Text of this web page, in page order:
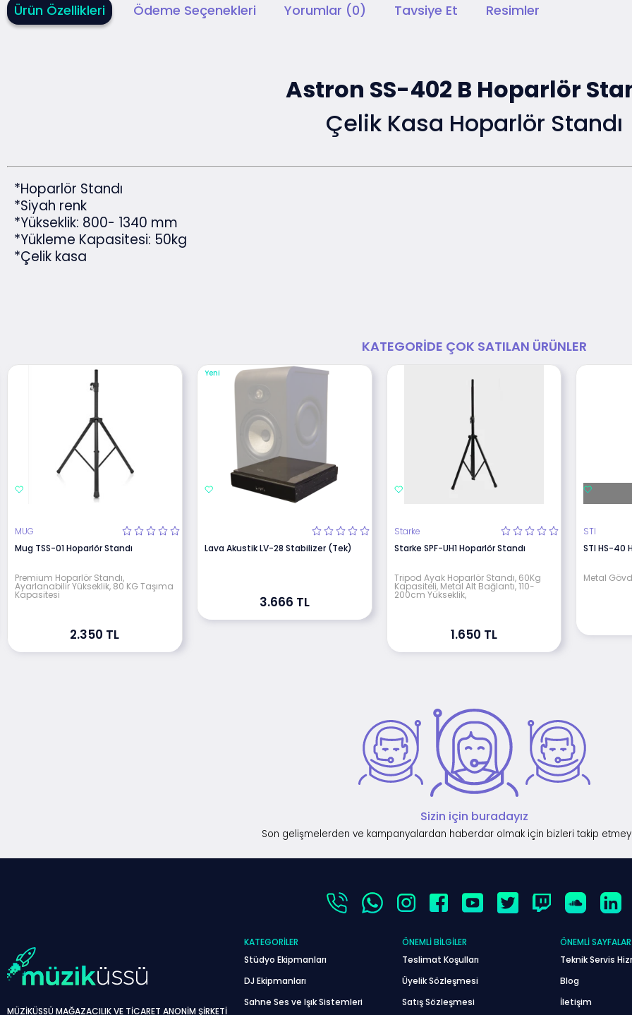
Ürün Özellikleri Ödeme Seçenekleri Yorumlar (0) Tavsiye Et Resimler
Astron SS-402 B Hoparlör
Çelik Kasa Hoparlör Standı
*Hoparlör Standı
*Siyah renk
*Yükseklik: 800- 1340 mm
*Yükleme Kapasitesi: 50kg
*Çelik kasa
KATEGORIDE ÇOK SATILAN ÜRÜNLER
MUG
Mug TSS-01 Hoparlör Standı
Premium Hoparlör Standı,
Ayarlanabilir Yükseklik, 80 KG Taşıma
Kapasitesi
2.350 TL
Yeni
Lava Akustik LV-28 Stabilizer (Tek)
3.666 TL
Starke
Starke SPF-UH1 Hoparlör Standı
Tripod Ayak Hoparlör Standı, 60Kg
Kapasiteli, Metal Alt Bağlantı, 110-
200cm Yükseklik,
1.650 TL
STI
STI HS-40
Metal
Sizin için buradayız
Son gelişmelerden ve kampanyalardan haberdar olmak için bizleri takip etmeyi
MÜZİKÜSSÜ MAĞAZACILIK VE TİCARET ANONİM ŞİRKETİ
KATEGORILER
Stüdyo Ekipmanları
DJ Ekipmanları
Sahne Ses ve Işık Sistemleri
ÖNEMLI BILGILER
Teslimat Koşulları
Üyelik Sözleşmesi
Satış Sözleşmesi
ÖNEMLI SAYFALAR
Teknik Servis
Blog
İletişim